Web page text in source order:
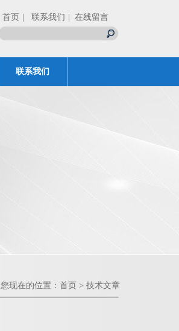
首页 | 联系我们 | 在线留言
联系我们
您现在的位置： 首页 > 技术文章